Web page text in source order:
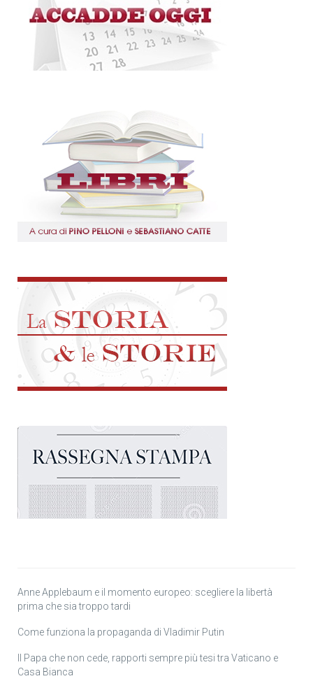
Anne Applebaum e il momento europeo: scegliere la libertà
prima che sia troppo tardi
Come funziona la propaganda di Vladimir Putin
Il Papa che non cede, rapporti sempre più tesi tra Vaticano e
Casa Bianca